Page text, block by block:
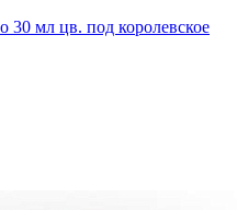
30 мл цв. под королевское